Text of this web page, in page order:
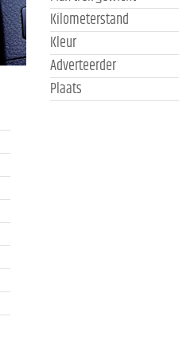
Kilometerstand
Kleur
Adverteerder
Plaats